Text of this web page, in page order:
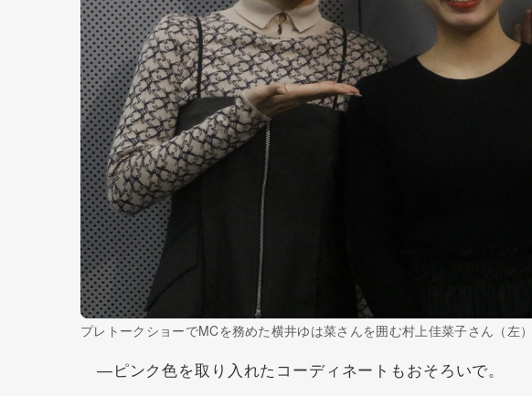
プレトークショーでMCを務めた横井ゆは菜さんを囲む村上佳菜子さん（左
―ピンク色を取り入れたコーディネートもおそろいで。